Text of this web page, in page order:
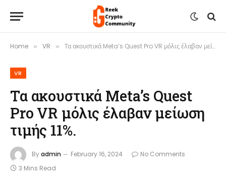
Home » VR » Τα ακουστικά Meta’s Quest Pro VR μόλις έλαβαν μείωση τιμής 11%.
VR
Τα ακουστικά Meta’s Quest
Pro VR μόλις έλαβαν μείωση
τιμής 11%.
Byadmin February 16, 2024
No Comments
3 Mins Read